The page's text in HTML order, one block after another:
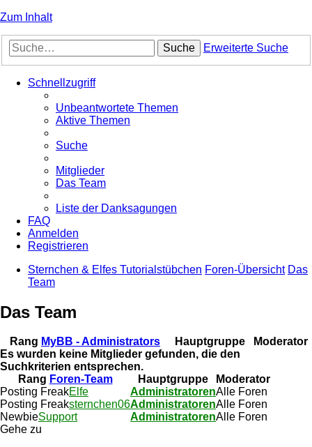
Zum Inhalt
Suche Erweiterte Suche
Schnellzugriff
Unbeantwortete Themen
Aktive Themen
Suche
Mitglieder
Das Team
Liste der Danksagungen
FAQ
Anmelden
Registrieren
Sternchen & Elfes Tutorialstübchen Foren-Übersicht Das
Team
Das Team
Rang MyBB - Administrators Hauptgruppe
Moderator
Es wurden keine Mitglieder gefunden, die den
Suchkriterien entsprechen.
Rang Foren-Team Hauptgruppe
Moderator
Posting FreakElfe AdministratorenAlle Foren
Posting Freaksternchen06AdministratorenAlle Foren
NewbieSupport AdministratorenAlle Foren
Gehe zu